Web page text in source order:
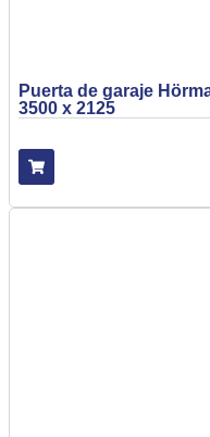
Puerta de garaje
3500 x 2125